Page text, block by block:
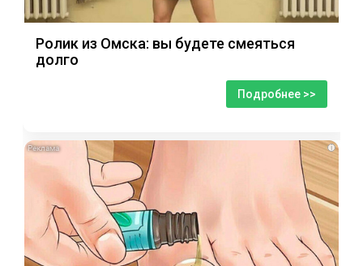
Ролик из Омска: вы будете смеяться
долго
Подробнее >>
i